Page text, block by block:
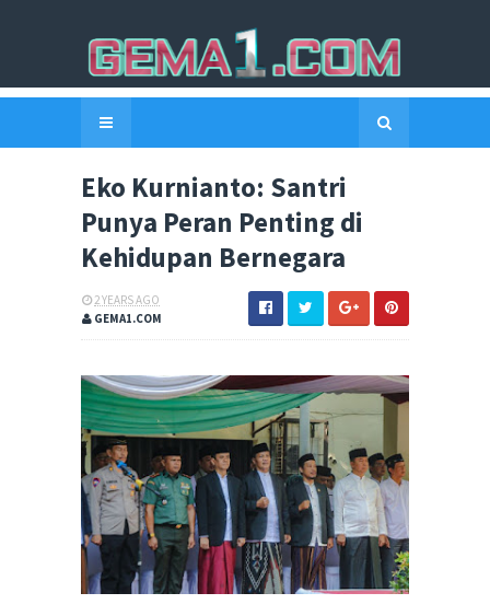
Eko Kurnianto: Santri
Punya Peran Penting di
Kehidupan Bernegara
2 YEARS AGO
GEMA1.COM